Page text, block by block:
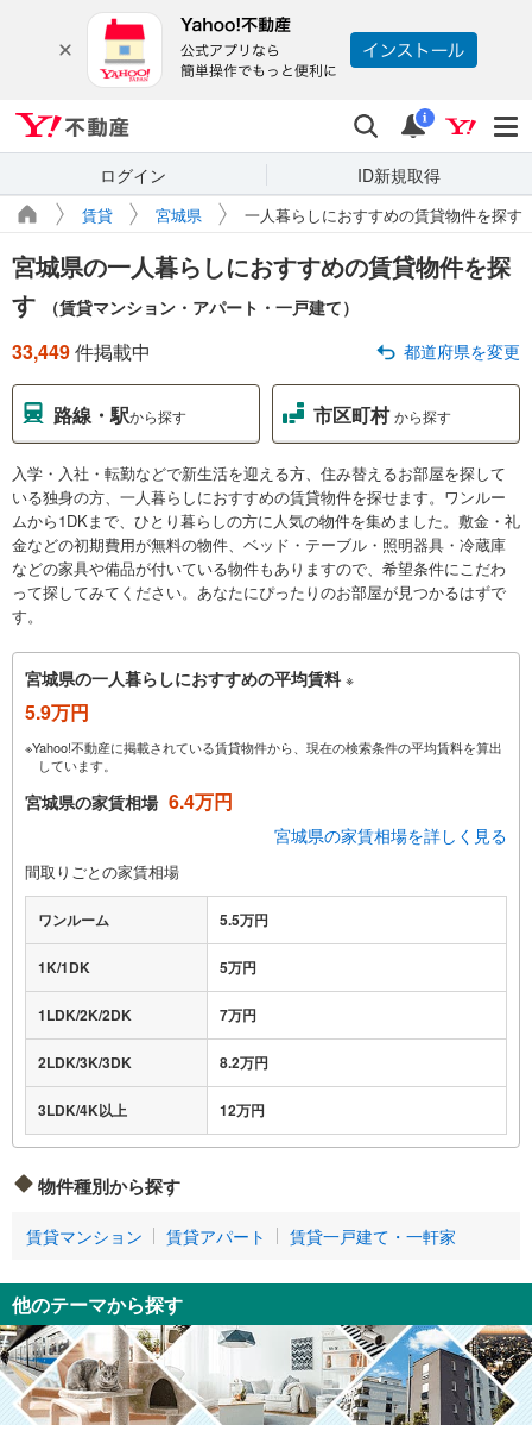
検索 通知
i
ログイン ID新規取得
賃貸 宮城県 一人暮らしにおすすめの賃貸物件を探す
宮城県の一人暮らしにおすすめの賃貸物件を探
す
（賃貸マンション・アパート・一戸建て）
33,449件掲載中 都道府県を変更
路線・駅から探す 市区町村から探す
入学・入社・転勤などで新生活を迎える方、住み替えるお部屋を探して
いる独身の方、一人暮らしにおすすめの賃貸物件を探せます。ワンルー
ムから1DKまで、ひとり暮らしの方に人気の物件を集めました。敷金・礼
金などの初期費用が無料の物件、ベッド・テーブル・照明器具・冷蔵庫
などの家具や備品が付いている物件もありますので、希望条件にこだわ
って探してみてください。あなたにぴったりのお部屋が見つかるはずで
す。
宮城県の一人暮らしにおすすめの平均賃料 ※
5.9万円
※Yahoo!不動産に掲載されている賃貸物件から、現在の検索条件の平均賃料を算出
しています。
宮城県の家賃相場 6.4万円
宮城県の家賃相場を詳しく見る
間取りごとの家賃相場
ワンルーム 5.5万円
1K/1DK 5万円
1LDK/2K/2DK 7万円
2LDK/3K/3DK 8.2万円
3LDK/4K以上 12万円
物件種別から探す
賃貸マンション 賃貸アパート 賃貸一戸建て・一軒家
他のテーマから探す